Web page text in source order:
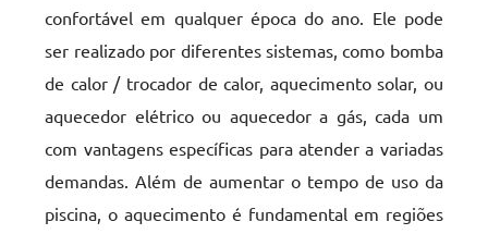
confortável em qualquer época do ano. Ele pode
ser realizado por diferentes sistemas, como bomba
de calor / trocador de calor, aquecimento solar, ou
aquecedor elétrico ou aquecedor a gás, cada um
com vantagens específicas para atender a variadas
demandas. Além de aumentar o tempo de uso da
piscina, o aquecimento é fundamental em regiões